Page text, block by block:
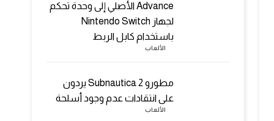
Advance الأصلي إلى وحدة تحكم
لجهاز Nintendo Switch
باستخدام كابل الربط
الألعاب
مطورو Subnautica 2 يردون
على انتقادات عدم وجود أسلحة
الألعاب